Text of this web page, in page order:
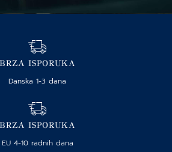
BRZA ISPORUKA
Danska 1-3 dana
BRZA ISPORUKA
EU 4-10 radnih dana